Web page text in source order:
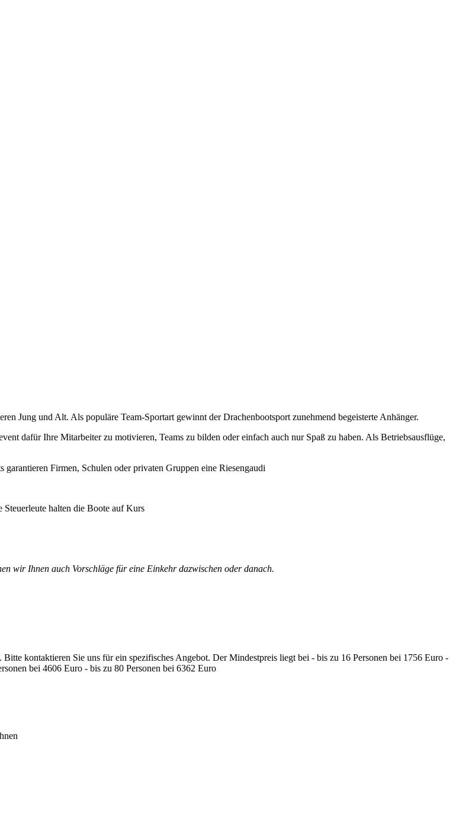
Jung und Alt. Als populäre Team-Sportart gewinnt der Drachenbootsport zunehmend begeisterte Anhänger.
dafür Ihre Mitarbeiter zu motivieren, Teams zu bilden oder einfach auch nur Spaß zu haben. Als Betriebsausflüge,
Firmen, Schulen oder privaten Gruppen eine Riesengaudi
halten die Boote auf Kurs
wir Ihnen auch Vorschläge für eine Einkehr dazwischen oder danach.
kontaktieren Sie uns für ein spezifisches Angebot. Der Mindestpreis liegt bei - bis zu 16 Personen bei 1756 Euro -
bei 4606 Euro - bis zu 80 Personen bei 6362 Euro